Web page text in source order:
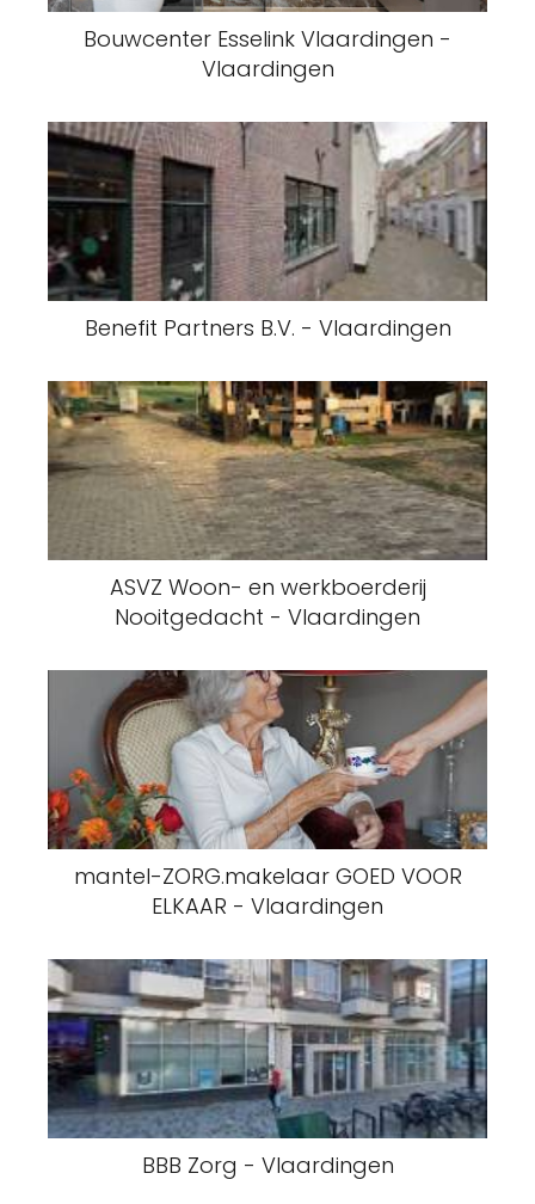
Bouwcenter Esselink Vlaardingen -
Vlaardingen
Benefit Partners B.V. - Vlaardingen
ASVZ Woon- en werkboerderij
Nooitgedacht - Vlaardingen
mantel-ZORG.makelaar GOED VOOR
ELKAAR - Vlaardingen
BBB Zorg - Vlaardingen